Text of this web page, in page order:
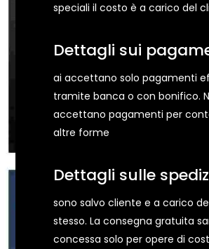
speciali il costo è a carico del
Dettagli sui
ai accettano solo pagamenti
tramite banca o con bonifico.
accettano pagamenti per
altre forme
Dettagli sulle
sono salvo cliente e a carico
stesso. La consegna gratuita
concessa solo per opere di